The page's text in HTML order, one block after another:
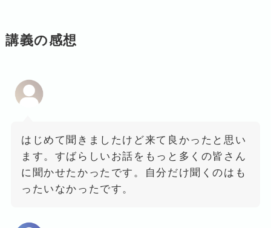
講義の感想
はじめて聞きましたけど来て良かったと思い
ます。すばらしいお話をもっと多くの皆さん
に聞かせたかったです。自分だけ聞くのはも
ったいなかったです。